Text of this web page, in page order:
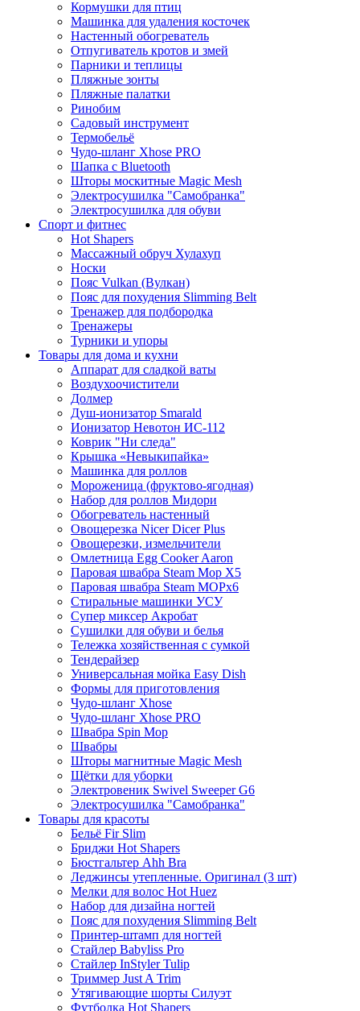
Кормушки для птиц
Машинка для удаления косточек
Настенный обогреватель
Отпугиватель кротов и змей
Парники и теплицы
Пляжные зонты
Пляжные палатки
Ринобим
Садовый инструмент
Термобельё
Чудо-шланг Xhose PRO
Шапка с Bluetooth
Шторы москитные Magic Mesh
Электросушилка "Самобранка"
Электросушилка для обуви
Спорт и фитнес
Hot Shapers
Массажный обруч Хулахуп
Носки
Пояс Vulkan (Вулкан)
Пояс для похудения Slimming Belt
Тренажер для подбородка
Тренажеры
Турники и упоры
Товары для дома и кухни
Аппарат для сладкой ваты
Воздухоочистители
Долмер
Душ-ионизатор Smarald
Ионизатор Невотон ИС-112
Коврик "Ни следа"
Крышка «Невыкипайка»
Машинка для роллов
Мороженица (фруктово-ягодная)
Набор для роллов Мидори
Обогреватель настенный
Овощерезка Nicer Dicer Plus
Овощерезки, измельчители
Омлетница Egg Сooker Aaron
Паровая швабра Steam Mop X5
Паровая швабра Steam MOPх6
Стиральные машинки УСУ
Супер миксер Акробат
Сушилки для обуви и белья
Тележка хозяйственная с сумкой
Тендерайзер
Универсальная мойка Easy Dish
Формы для приготовления
Чудо-шланг Xhose
Чудо-шланг Xhose PRO
Швабра Spin Mop
Швабры
Шторы магнитные Magic Mesh
Щётки для уборки
Электровеник Swivel Sweeper G6
Электросушилка "Самобранка"
Товары для красоты
Бельё Fir Slim
Бриджи Hot Shapers
Бюстгальтер Ahh Bra
Леджинсы утепленные. Оригинал (3 шт)
Мелки для волос Hot Huez
Набор для дизайна ногтей
Пояс для похудения Slimming Belt
Принтер-штамп для ногтей
Стайлер Babyliss Pro
Стайлер InStyler Tulip
Триммер Just A Trim
Утягивающие шорты Силуэт
Футболка Hot Shapers